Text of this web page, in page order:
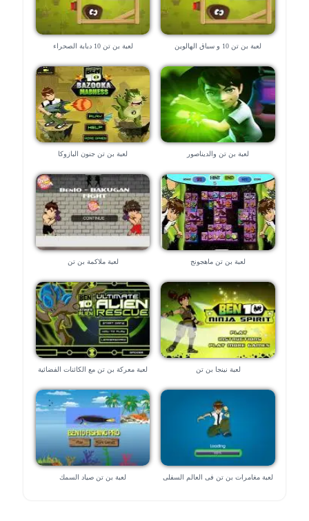
لعبة بن تن 10 و سباق الهالوين لعبة بن تن 10 دبابة الصحراء
لعبة بن تن والديناصور لعبة بن تن جنون البازوكا
لعبة بن تن ماهجونج لعبة ملاكمة بن تن
لعبة نينجا بن تن لعبة معركة بن تن مع الكائنات الفضائية
لعبة مغامرات بن تن فى العالم السفلى لعبة بن تن صياد السمك